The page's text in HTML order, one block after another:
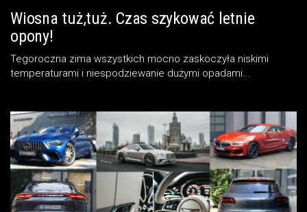
Wiosna tuż,tuż. Czas szykować letnie
opony!
Tegoroczna zima wszystkich mocno zaskoczyła niskimi
temperaturami i niespodziewanie dużymi opadami...